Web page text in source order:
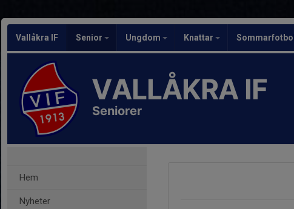
Vallåkra IF Senior Ungdom Knattar Sommarfotboll
VALLÅKRA IF
Seniorer
Hem
Nyheter